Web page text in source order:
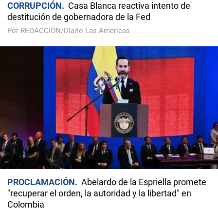
CORRUPCIÓN
Casa Blanca reactiva intento de
destitución de gobernadora de la Fed
Por REDACCIÓN/Diario Las Américas
PROCLAMACIÓN
Abelardo de la Espriella promete
"recuperar el orden, la autoridad y la libertad" en
Colombia